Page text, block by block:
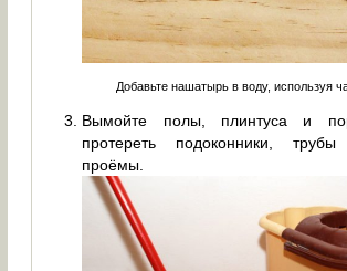
Добавьте нашатырь в воду, используя
Вымойте полы, плинтуса и
протереть подоконники,
проёмы.